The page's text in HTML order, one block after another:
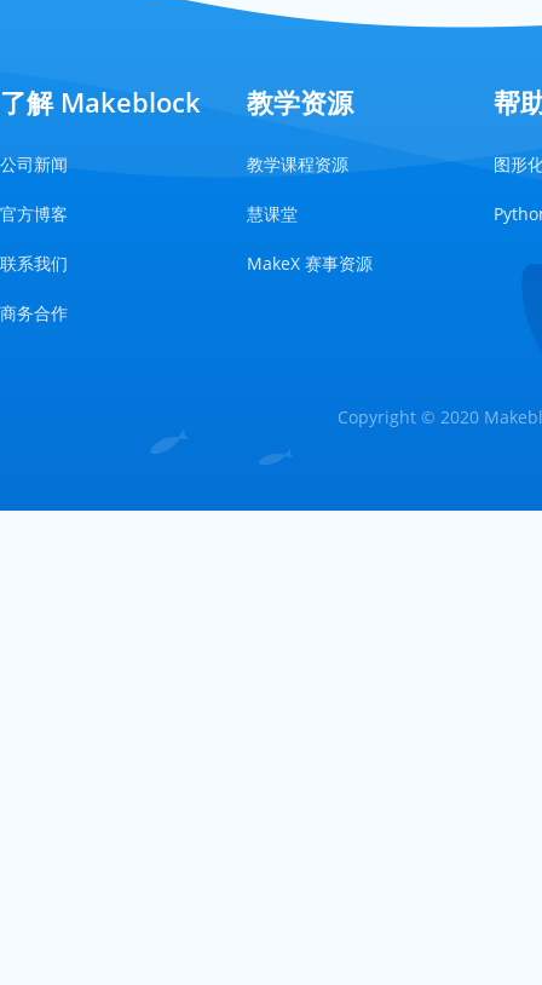
了解 Makeblock
公司新闻
官方博客
联系我们
商务合作
教学资源
教学课程资源
慧课堂
MakeX 赛事资源
帮
图形
Copyright © 2020